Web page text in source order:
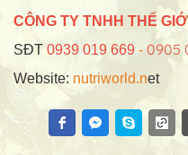
CÔNG TY TNHH THẾ
SĐT 0939 019 669 - 0905
Website: nutriworld.net